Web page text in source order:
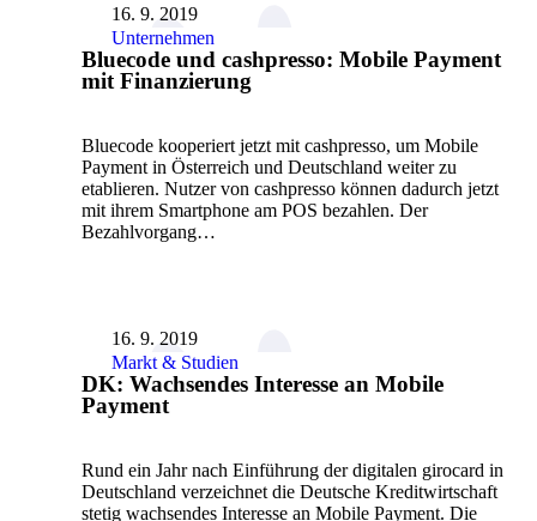
16. 9. 2019
Unternehmen
Bluecode und cashpresso: Mobile Payment
mit Finanzierung
Bluecode kooperiert jetzt mit cashpresso, um Mobile
Payment in Österreich und Deutschland weiter zu
etablieren. Nutzer von cashpresso können dadurch jetzt
mit ihrem Smartphone am POS bezahlen. Der
Bezahlvorgang…
16. 9. 2019
Markt & Studien
DK: Wachsendes Interesse an Mobile
Payment
Rund ein Jahr nach Einführung der digitalen girocard in
Deutschland verzeichnet die Deutsche Kreditwirtschaft
stetig wachsendes Interesse an Mobile Payment. Die